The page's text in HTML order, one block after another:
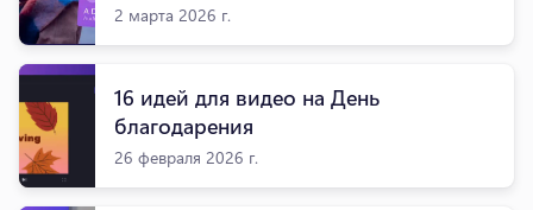
2 марта 2026 г.
16 идей для видео на День
благодарения
26 февраля 2026 г.